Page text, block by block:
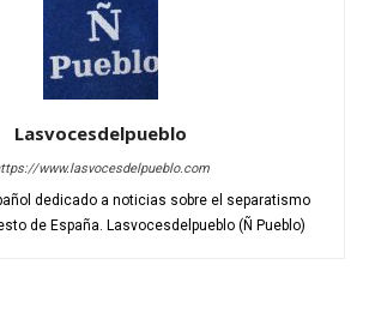
Lasvocesdelpueblo
www.lasvocesdelpueblo.com
dedicado a noticias sobre el separatismo
de España. Lasvocesdelpueblo (Ñ Pueblo)